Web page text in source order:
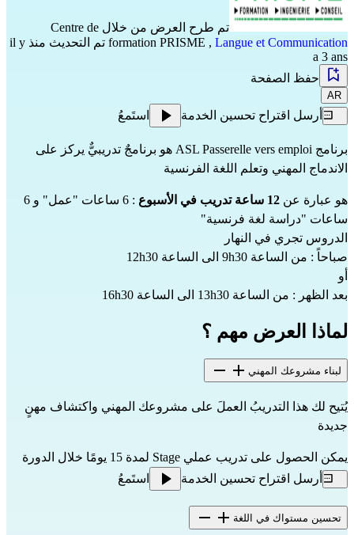
تم طرح العرض من خلال Centre de
formation PRISME , Langue et Communication
تم التحديث منذ il y
a 3 ans
حفظ الصفحة
AR
أرسل اقتراح تحسين الخدمة استَمعُ
برنامج ASL Passerelle vers emploi هو برنامجٌ تدريبيٌّ يركز على
الاندماج المهني وتعلم اللغة الفرنسية
هو عبارة عن 12 ساعة تدريب في الأسبوع
: 6 ساعات "عمل" و 6
ساعات "دراسة لغة فرنسية"
الدروس تجري في النهار
صباحاً : من الساعة 9h30 الى الساعة 12h30
أو
بعد الظهر : من الساعة 13h30 الى الساعة 16h30
لماذا العرض مهم ؟
لبناء مشروعك المهني
يُتيح لك هذا التدريبُ العملَ على مشروعك المهني واكتشاف مهنٍ
جديدة
يمكن الحصول على تدريب عملي Stage لمدة 15 يومًا خلال الدورة
أرسل اقتراح تحسين الخدمة
استَمعُ
تحسين مستواك في اللغة